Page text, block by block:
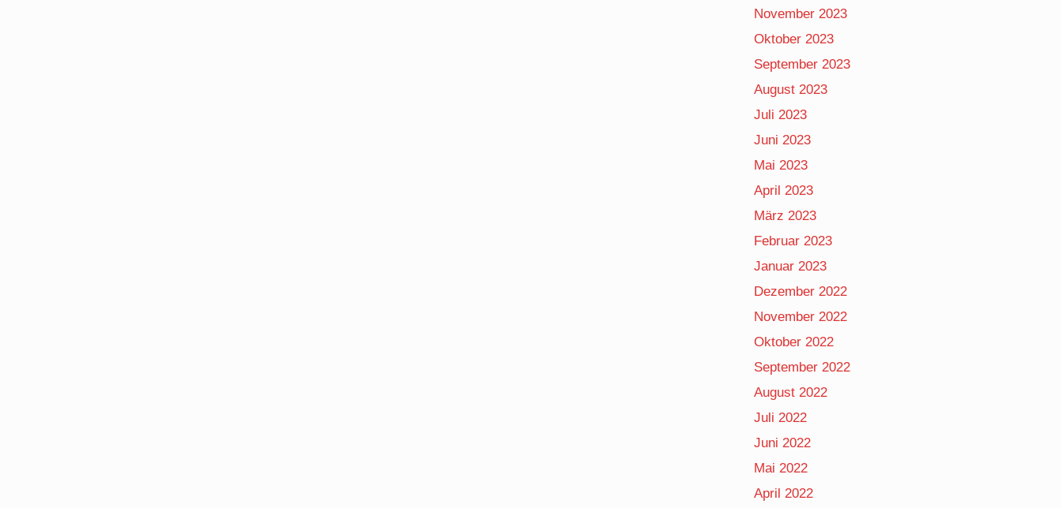
November 2023
Oktober 2023
September 2023
August 2023
Juli 2023
Juni 2023
Mai 2023
April 2023
März 2023
Februar 2023
Januar 2023
Dezember 2022
November 2022
Oktober 2022
September 2022
August 2022
Juli 2022
Juni 2022
Mai 2022
April 2022